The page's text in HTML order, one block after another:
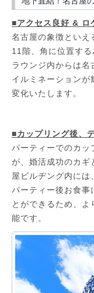
■アクセス良好 & ロ
名古屋の象徴といえ
11階、角に位置する
ラウンジ内からは名
イルミネーションが
変化いたします。
■カップリング後、
パーティーでのカッ
が、婚活成功のカギ
屋ビルヂング内には
パーティー後お食事
とができるため、
能です。